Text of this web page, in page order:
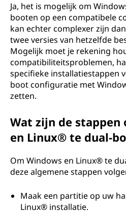
Ja, het is mogelijk om
booten op een compatibele
kan echter complexer zijn
twee versies van hetzelfde
Mogelijk moet je rekening
compatibiliteitsproblemen,
specifieke installatiestappen
boot configuratie met
zetten.
Wat zijn de stappen
en Linux® te dual-
Om Windows en Linux® te
deze algemene stappen
Maak een partitie op uw
Linux® installatie.